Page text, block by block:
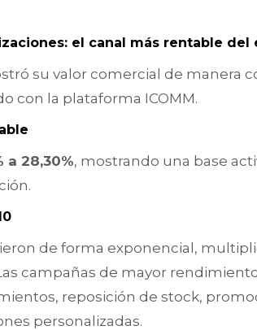
el canal más rentable del
su valor comercial de manera
con la plataforma ICOMM.
a 28,30%, mostrando una base
de forma exponencial,
campañas de mayor
reposición de stock,
personalizadas.